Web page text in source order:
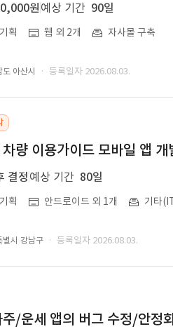
원 예상 기간 90일
획 웹 외 2개 자사몰 구축
도 아산시 · 등록일자 2026.08.03.
량 이용가이드 모바일 앱 개
결정 예상 기간 80일
획 안드로이드 외 1개 기타
별시 강남구 · 등록일자 2026.08.03.
/운세 앱의 버그 수정/안정